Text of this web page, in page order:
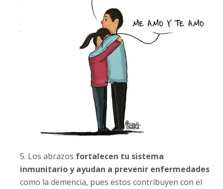
5. Los abrazos fortalecen tu sistema
inmunitario y ayudan a prevenir enfermedades
como la demencia, pues estos contribuyen con el